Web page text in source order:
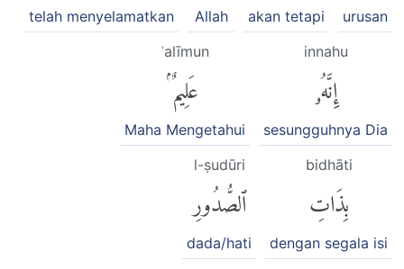
urusan
akan tetapi
Allah
telah menyelamatkan
innahu
إِنَّهُۥ
sesungguhnya Dia
ʿalīmun
عَلِيمٌۢ
Maha Mengetahui
bidhāti
بِذَاتِ
dengan segala isi
l-ṣudūri
ٱلصُّدُورِ
dada/hati